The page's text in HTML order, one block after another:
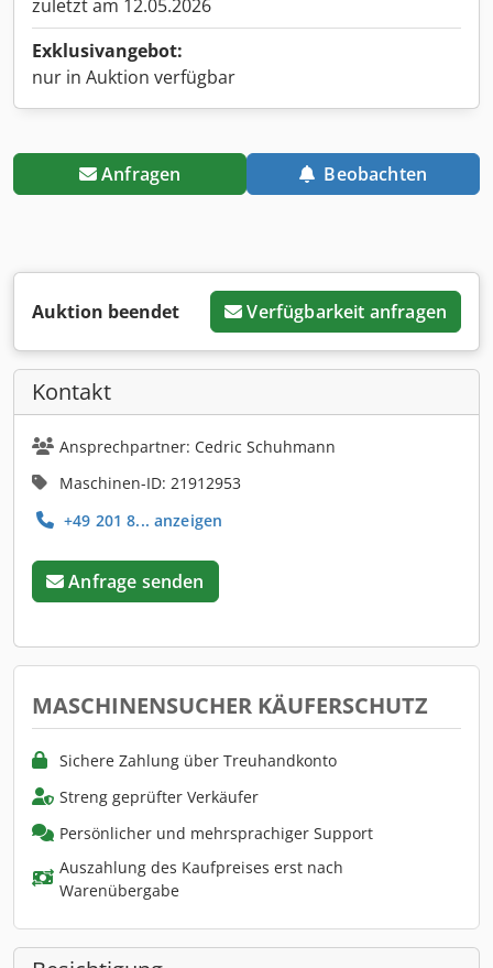
zuletzt am 12.05.2026
Exklusivangebot:
nur in Auktion verfügbar
Anfragen Beobachten
Auktion beendet Verfügbarkeit anfragen
Kontakt
Ansprechpartner: Cedric Schuhmann
Maschinen-ID: 21912953
+49 201 8... anzeigen
Anfrage senden
MASCHINENSUCHER KÄUFERSCHUTZ
Sichere Zahlung über Treuhandkonto
Streng geprüfter Verkäufer
Persönlicher und mehrsprachiger Support
Auszahlung des Kaufpreises erst nach
Warenübergabe